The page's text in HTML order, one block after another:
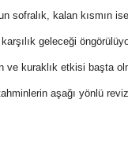
sofralık, kalan kısmın
geleceği
ve kuraklık etkisi başta
aşağı yönlü